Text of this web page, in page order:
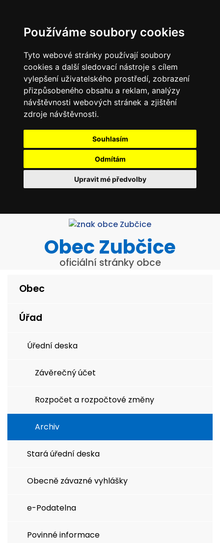
Používáme soubory cookies
Tyto webové stránky používají soubory
cookies a další sledovací nástroje s cílem
vylepšení uživatelského prostředí, zobrazení
přizpůsobeného obsahu a reklam, analýzy
návštěvnosti webových stránek a zjištění
zdroje návštěvnosti.
Souhlasím
Odmítám
Upravit mé předvolby
Obec Zubčice
oficiální stránky obce
Obec
Úřad
Úřední deska
Závěrečný účet
Rozpočet a rozpočtové změny
Archiv
Stará úřední deska
Obecně závazné vyhlášky
e-Podatelna
Povinné informace